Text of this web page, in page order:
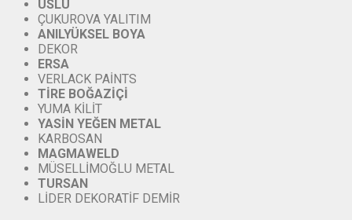
USLU
ÇUKUROVA YALITIM
ANILYÜKSEL BOYA
DEKOR
ERSA
VERLACK PAİNTS
TİRE BOĞAZİÇİ
YUMA KİLİT
YASİN YEĞEN METAL
KARBOSAN
MAGMAWELD
MÜSELLİMOĞLU METAL
TURSAN
LİDER DEKORATİF DEMİR